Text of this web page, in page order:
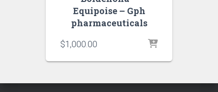
Equipoise – Gph
pharmaceuticals
$1,000.00